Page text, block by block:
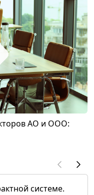
АО и ООО:
системе.